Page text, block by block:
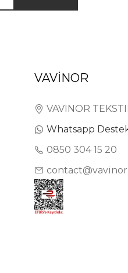
VAVİNOR
VAVINOR
Whatsapp
0850 304 15 20